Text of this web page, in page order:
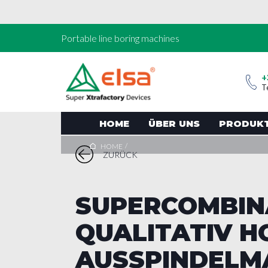
Portable line boring machines
HOME ÜBER UNS
HOME /
ZURÜCK
QUALITATIV